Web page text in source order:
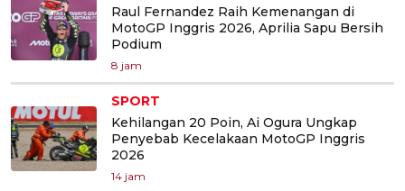
Raul Fernandez Raih Kemenangan di
MotoGP Inggris 2026, Aprilia Sapu Bersih
Podium
8 jam
SPORT
Kehilangan 20 Poin, Ai Ogura Ungkap
Penyebab Kecelakaan MotoGP Inggris
2026
14 jam